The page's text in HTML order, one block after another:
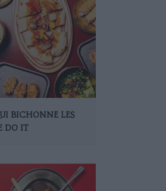
BICHONNE LES
DO IT